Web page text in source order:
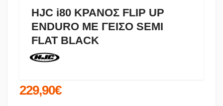
HJC i80 ΚΡΑΝΟΣ FLIP UP
ENDURO ΜΕ ΓΕΙΣΟ SEMI
FLAT BLACK
229,90€